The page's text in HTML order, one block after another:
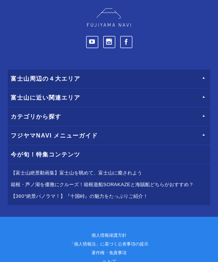
富士山周辺の４大エリア
富士山に近い関連エリア
カテゴリから探す
フジヤマNAVI メニューガイド
今が旬！特集コンテンツ
【富士山絶景動画集】富士山を眺めて、富士山に癒されよう
箱根・芦ノ湖を優雅にクルーズ！箱根遊船SORAKAZEと海賊船どちらがおすすめ？
【360°絶景パノラマ！】『十国峠』の魅力をたっぷりご紹介！
個人情報保護方針
「個人情報法」に基づく公表事項の提示
著作権・免責事項